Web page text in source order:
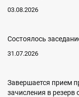
03.08.2026
Состоялось
31.07.2026
Завершается прием
зачисления в резерв